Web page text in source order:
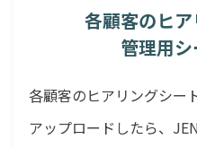
各顧客のヒ
管理用
各顧客のヒアリングシー
アップロードしたら、